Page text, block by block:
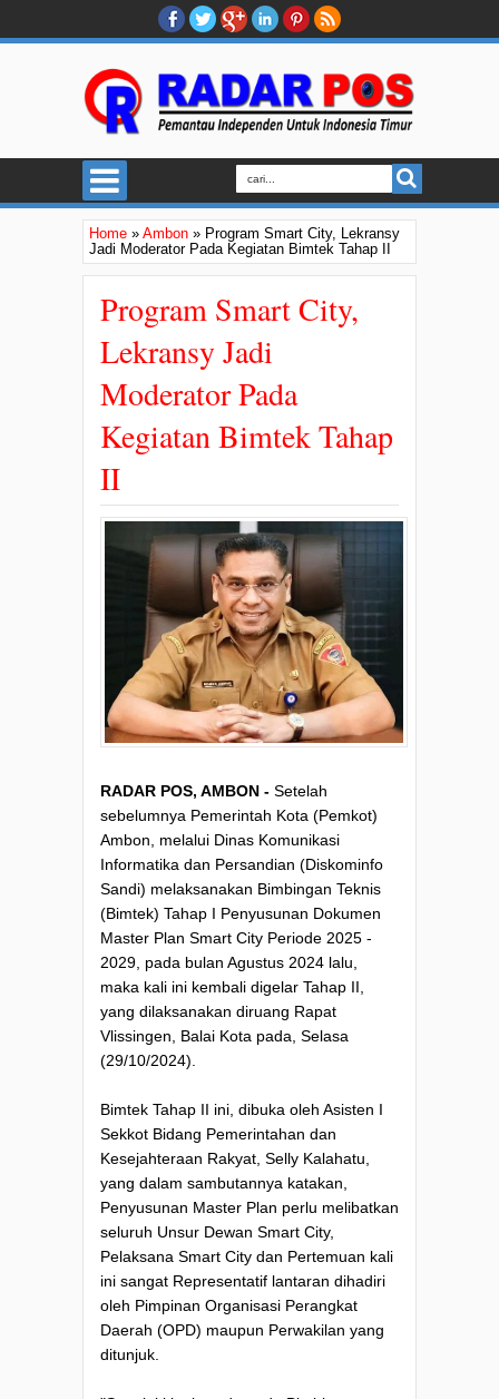
Home » Ambon » Program Smart City, Lekransy
Jadi Moderator Pada Kegiatan Bimtek Tahap II
Program Smart City,
Lekransy Jadi
Moderator Pada
Kegiatan Bimtek Tahap
II
RADAR POS, AMBON - Setelah
sebelumnya Pemerintah Kota (Pemkot)
Ambon, melalui Dinas Komunikasi
Informatika dan Persandian (Diskominfo
Sandi) melaksanakan Bimbingan Teknis
(Bimtek) Tahap I Penyusunan Dokumen
Master Plan Smart City Periode 2025 -
2029, pada bulan Agustus 2024 lalu,
maka kali ini kembali digelar Tahap II,
yang dilaksanakan diruang Rapat
Vlissingen, Balai Kota pada, Selasa
(29/10/2024).
Bimtek Tahap II ini, dibuka oleh Asisten I
Sekkot Bidang Pemerintahan dan
Kesejahteraan Rakyat, Selly Kalahatu,
yang dalam sambutannya katakan,
Penyusunan Master Plan perlu melibatkan
seluruh Unsur Dewan Smart City,
Pelaksana Smart City dan Pertemuan kali
ini sangat Representatif lantaran dihadiri
oleh Pimpinan Organisasi Perangkat
Daerah (OPD) maupun Perwakilan yang
ditunjuk.